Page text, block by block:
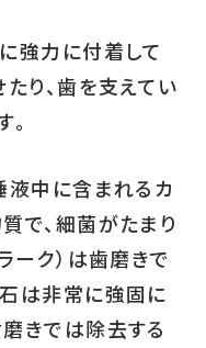
強力に付着して
り、歯を支えてい
液中に含まれるカ
で、細菌がたまり
ーク）は歯磨きで
は非常に強固に
きでは除去する